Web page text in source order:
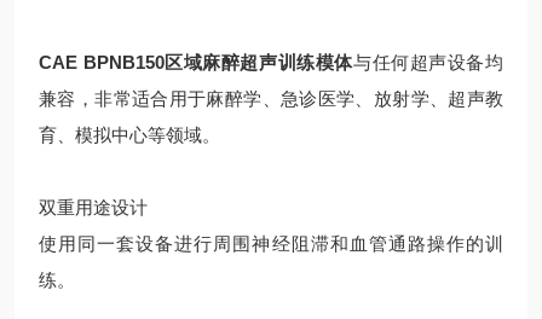
CAE BPNB150区域麻醉超声训练模体与任何超声设备均
兼容，非常适合用于麻醉学、急诊医学、放射学、超声教
育、模拟中心等领域。
双重用途设计
使用同一套设备进行周围神经阻滞和血管通路操作的训
练。